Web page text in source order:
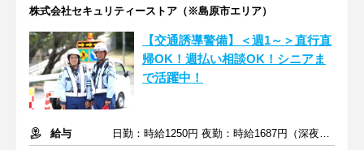
株式会社セキュリティーストア（※島原市エリア）
【交通誘導警備】＜週1～＞直行直
帰OK！週払い相談OK！シニアま
で活躍中！
給与
日勤：時給1250円 夜勤：時給1687円（深夜割増を含む）+交通費